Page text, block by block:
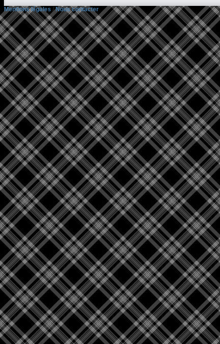
Mentions légales /Nous contacter